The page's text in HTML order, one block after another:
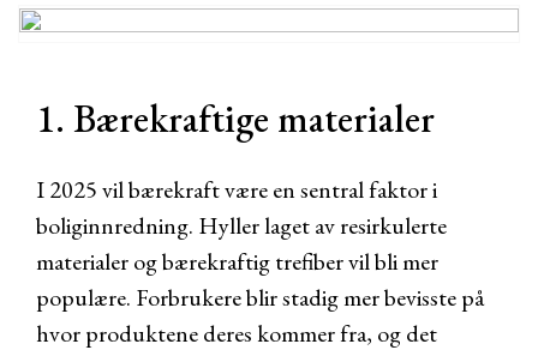
1. Bærekraftige materialer
I 2025 vil bærekraft være en sentral faktor i
boliginnredning. Hyller laget av resirkulerte
materialer og bærekraftig trefiber vil bli mer
populære. Forbrukere blir stadig mer bevisste på
hvor produktene deres kommer fra, og det